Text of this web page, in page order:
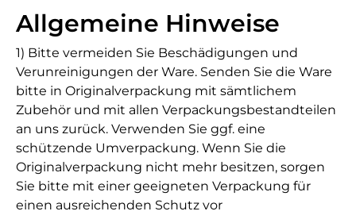
Allgemeine Hinweise
1) Bitte vermeiden Sie Beschädigungen und
Verunreinigungen der Ware. Senden Sie die Ware
bitte in Originalverpackung mit sämtlichem
Zubehör und mit allen Verpackungsbestandteilen
an uns zurück. Verwenden Sie ggf. eine
schützende Umverpackung. Wenn Sie die
Originalverpackung nicht mehr besitzen, sorgen
Sie bitte mit einer geeigneten Verpackung für
einen ausreichenden Schutz vor